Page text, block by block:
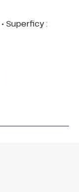
• Superficy :